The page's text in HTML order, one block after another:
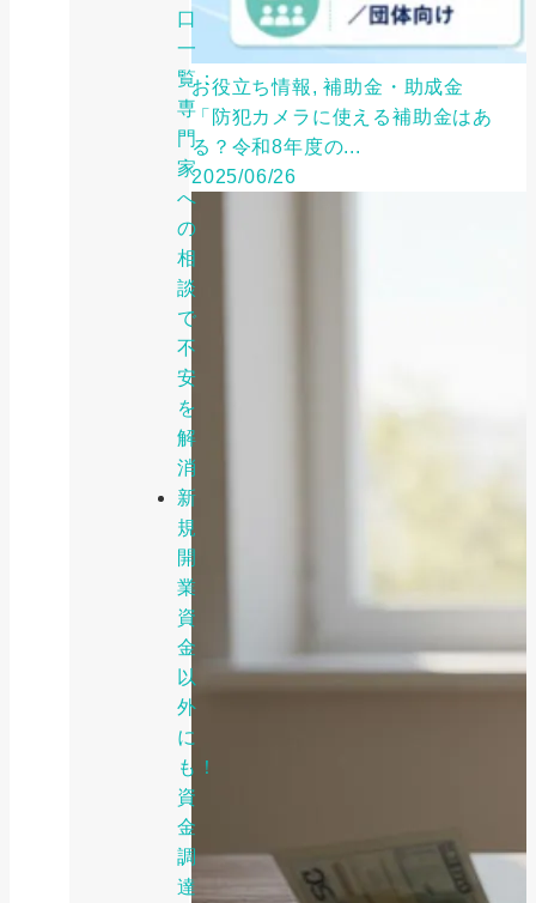
口
一
覧：
専
門
家
へ
の
相
談
で
不
安
を
解
消
新
規
開
業
資
金
以
外
に
も！
資
金
調
達
お役立ち情報, 補助金・助成金
「防犯カメラに使える補助金はあ
る？令和8年度の...
2025/06/26